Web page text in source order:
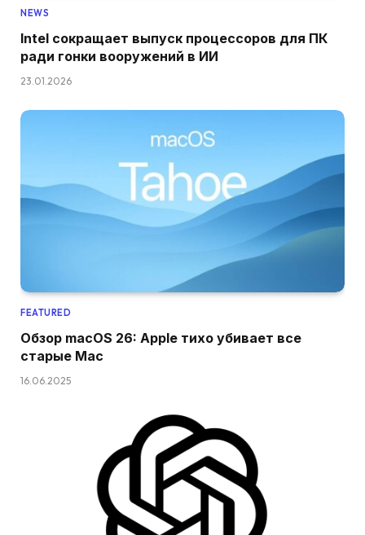
NEWS
Intel сокращает выпуск процессоров для ПК
ради гонки вооружений в ИИ
23.01.2026
FEATURED
Обзор macOS 26: Apple тихо убивает все
старые Mac
16.06.2025